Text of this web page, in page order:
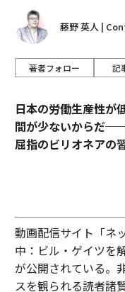
藤野 英人 |
著者フォロー 記
日本の労働生産性が
間が少ないからだ
屈指のビリオネアの
動画配信サイト「ネ
中：ビル・ゲイツを
が公開されている。
スを観られる読者諸